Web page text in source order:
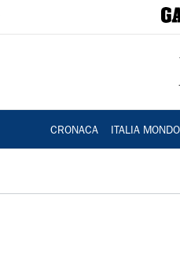
CRONACA ITALIA MONDO